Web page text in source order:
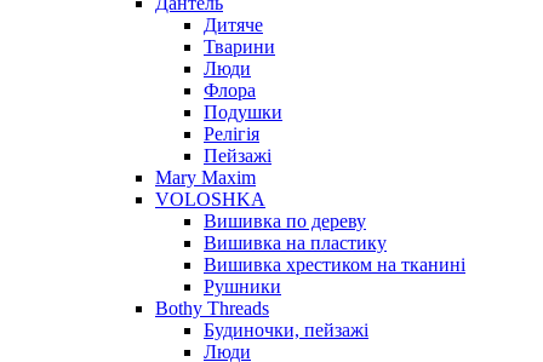
Дитяче
Тварини
Люди
Флора
Подушки
Релігія
Пейзажі
Mary Maxim
VOLOSHKA
Вишивка по дереву
Вишивка на пластику
Вишивка хрестиком на тканині
Рушники
Bothy Threads
Будиночки, пейзажі
Люди